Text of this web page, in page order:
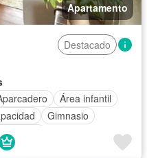
Apartamento
Destacado
Área infantil
Gimnasio
natural
Cuarto de servicio